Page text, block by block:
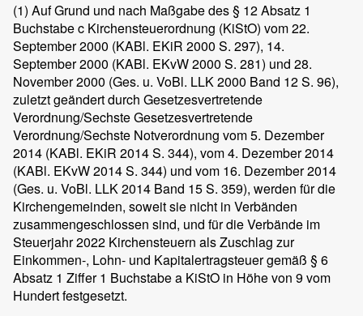
(1) Auf Grund und nach Maßgabe des § 12 Absatz 1
Buchstabe c Kirchensteuerordnung (KiStO) vom 22.
September 2000 (KABl. EKiR 2000 S. 297), 14.
September 2000 (KABl. EKvW 2000 S. 281) und 28.
November 2000 (Ges. u. VoBl. LLK 2000 Band 12 S. 96),
zuletzt geändert durch Gesetzesvertretende
Verordnung/Sechste Gesetzesvertretende
Verordnung/Sechste Notverordnung vom 5. Dezember
2014 (KABl. EKiR 2014 S. 344), vom 4. Dezember 2014
(KABl. EKvW 2014 S. 344) und vom 16. Dezember 2014
(Ges. u. VoBl. LLK 2014 Band 15 S. 359), werden für die
Kirchengemeinden, soweit sie nicht in Verbänden
zusammengeschlossen sind, und für die Verbände im
Steuerjahr 2022 Kirchensteuern als Zuschlag zur
Einkommen-, Lohn- und Kapitalertragsteuer gemäß § 6
Absatz 1 Ziffer 1 Buchstabe a KiStO in Höhe von 9 vom
Hundert festgesetzt.